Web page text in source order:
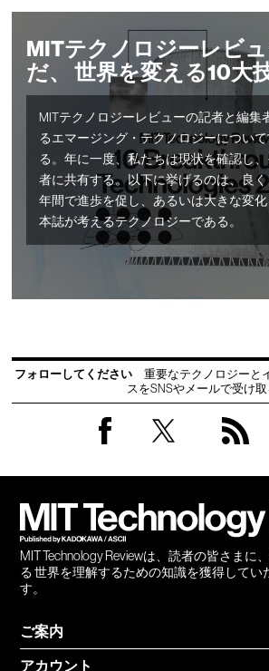
MITテクノロジーレビ
だ、 世界を変える10大
MITテクノロジーレビューの記者と編集
るエマージング・テクノロジーについ
る。年に一度、私たちは現状を確認し
者に共有する。以下に挙げるのは、良
年間で進歩を促し、あるいは大きな変
本誌が考えるテクノロジーである。
フォローしてください
重要なテクノロジーと
スをSNSやメールで受け取
MIT Technology Reviewは、読者の皆さまに
る 世界を理解するための知識を獲得してい
す。
ご案内
アカウント